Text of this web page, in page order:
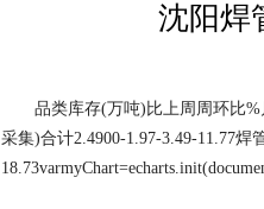
沈阳焊
品类库存(万吨)比上周周环比%
采集)合计2.4900-1.97-3.49-11.77焊